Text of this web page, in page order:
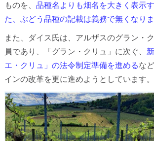
ものを、 品種名よりも畑名を大きく表示
た、ぶどう品種の記載は義務で無くなりま
また、ダイス氏は、アルザスのグラン・
員であり、「グラン・クリュ」に次ぐ、
エ・クリュ」の法令制定準備を進めるな
インの改革を更に進めようとしています。